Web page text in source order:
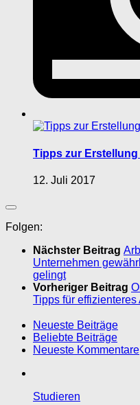
Tipps zur
12. Juli 2017
Folgen:
Nächster Beitrag
Unternehmen
gelingt
Vorheriger Beitrag
Tipps für effizienteres
Neueste Beiträge
Beliebte Beiträge
Neueste Kommentare
Studieren